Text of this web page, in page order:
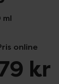
online
kr